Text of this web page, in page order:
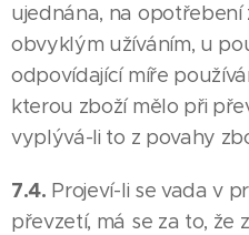
ujednána, na opotřebení
obvyklým užíváním, u
odpovídající míře
kterou zboží mělo při
vyplývá-li to z povahy
7.4. Projeví-li se vada v
převzetí, má se za to, že